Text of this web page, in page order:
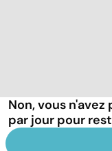
Non, vous
par jour pour